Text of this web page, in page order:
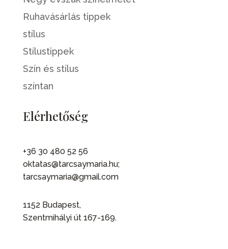
Ruhavásárlás tippek
stílus
Stílustippek
Szín és stílus
színtan
Elérhetőség
+36 30 480 52 56
oktatas@tarcsaymaria.hu;
tarcsaymaria@gmail.com
1152 Budapest,
Szentmihályi út 167-169.